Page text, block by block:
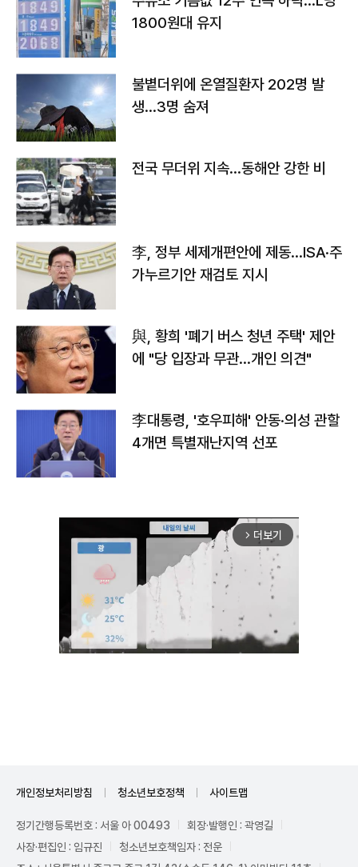
1800원대 유지
불볕더위에 온열질환자 202명 발
생…3명 숨져
전국 무더위 지속…동해안 강한 비
李, 정부 세제개편안에 제동…ISA·주
가누르기안 재검토 지시
與, 황희 '폐기 버스 청년 주택' 제안
에 "당 입장과 무관…개인 의견"
李대통령, '호우피해' 안동·의성 관할
4개면 특별재난지역 선포
arrow_forward_ios 더보기
개인정보처리방침 청소년보호정책 사이트맵
정기간행등록번호 : 서울 아 00493
회장·발행인 : 곽영길
사장·편집인 : 임규진
청소년보호책임자 : 전운